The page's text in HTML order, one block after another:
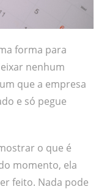
forma para
nenhum
que a empresa
e só pegue
o que é
momento, ela
feito. Nada pode